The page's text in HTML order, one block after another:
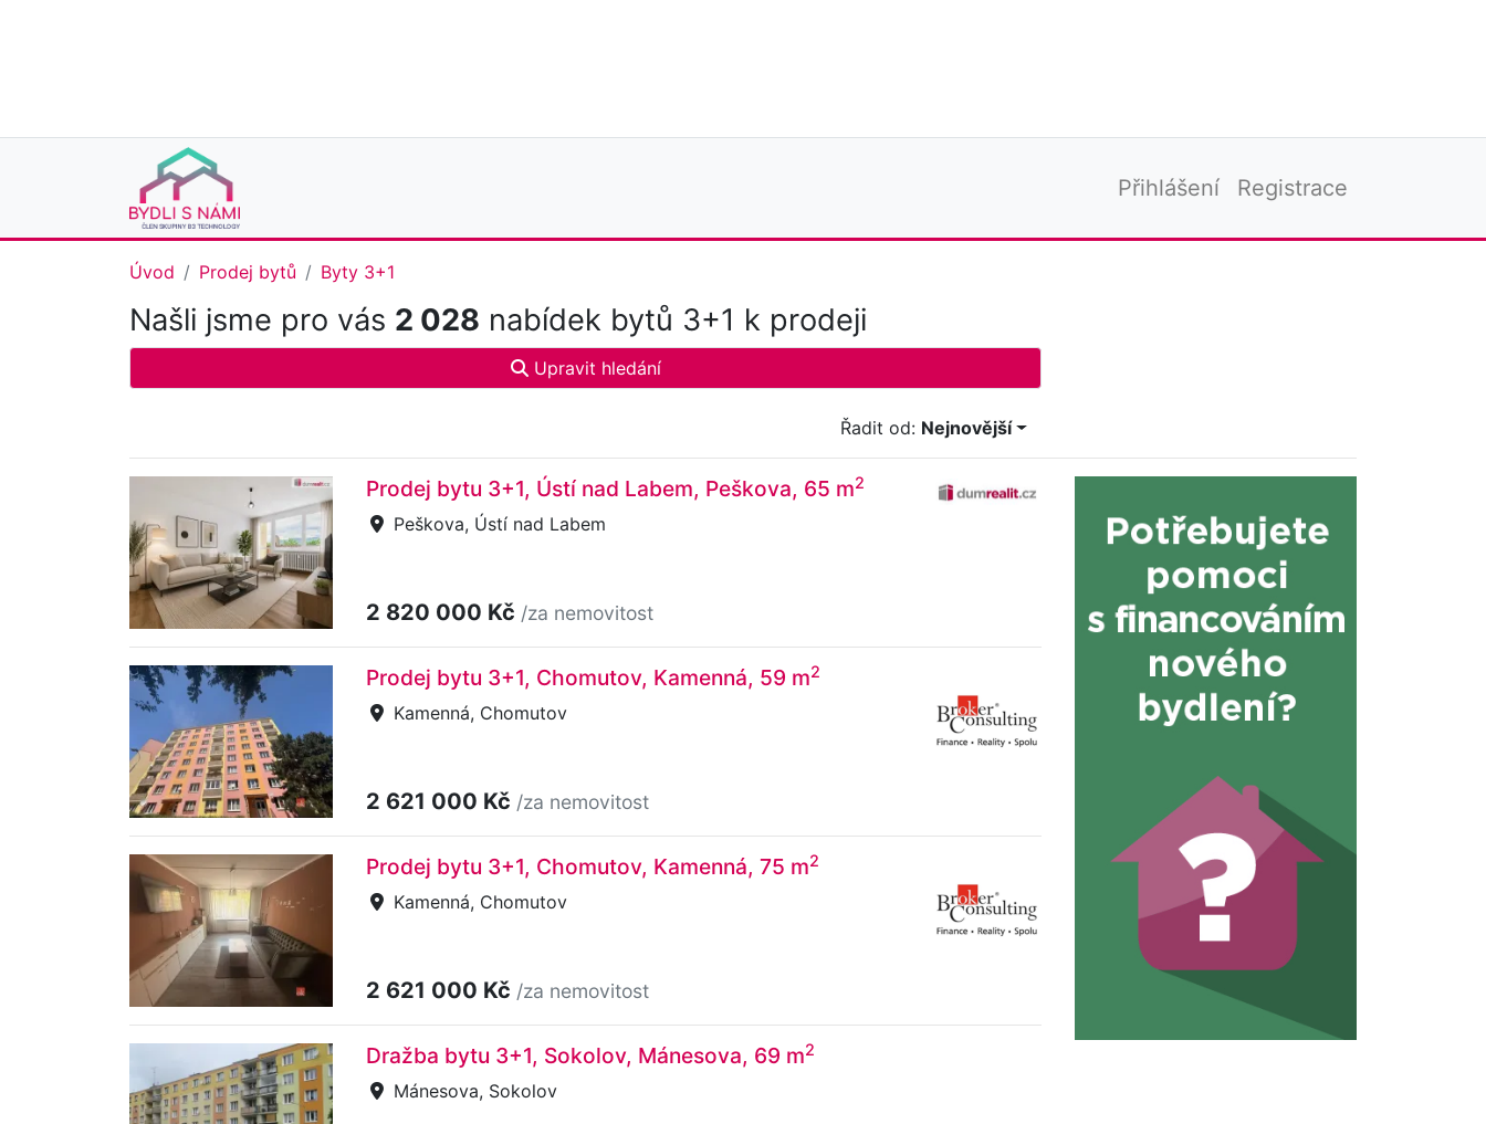
Přihlášení Registrace
Úvod Prodej bytů Byty 3+1
Našli jsme pro vás 2 028 nabídek bytů 3+1 k prodeji
Upravit hledání
Řadit od: Nejnovější
Prodej bytu 3+1, Ústí nad Labem, Peškova, 65 m2
Peškova, Ústí nad Labem
2 820 000 Kč /za nemovitost
Prodej bytu 3+1, Chomutov, Kamenná, 59 m2
Kamenná, Chomutov
2 621 000 Kč /za nemovitost
Prodej bytu 3+1, Chomutov, Kamenná, 75 m2
Kamenná, Chomutov
2 621 000 Kč /za nemovitost
Dražba bytu 3+1, Sokolov, Mánesova, 69 m2
Mánesova, Sokolov